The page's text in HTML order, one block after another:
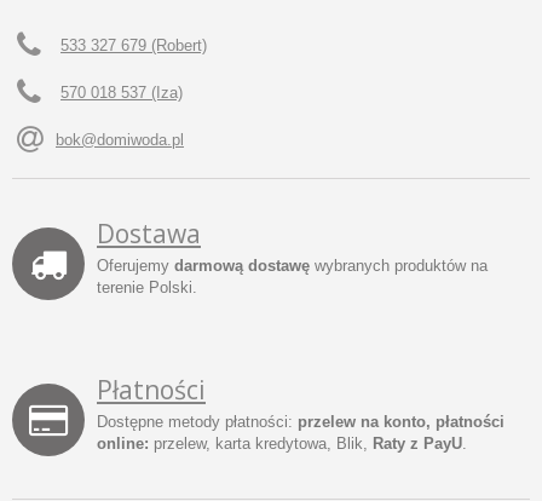
533 327 679 (Robert)
570 018 537 (Iza)
bok@domiwoda.pl
Dostawa
Oferujemy darmową dostawę wybranych produktów na
terenie Polski.
Płatności
Dostępne metody płatności: przelew na konto, płatności
online: przelew, karta kredytowa, Blik, Raty z PayU.